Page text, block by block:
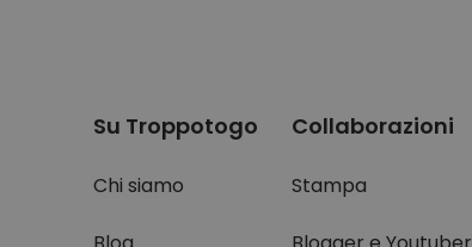
Su Troppotogo
Chi siamo
Collaborazioni
Stampa